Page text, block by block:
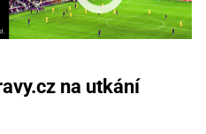
na utkání